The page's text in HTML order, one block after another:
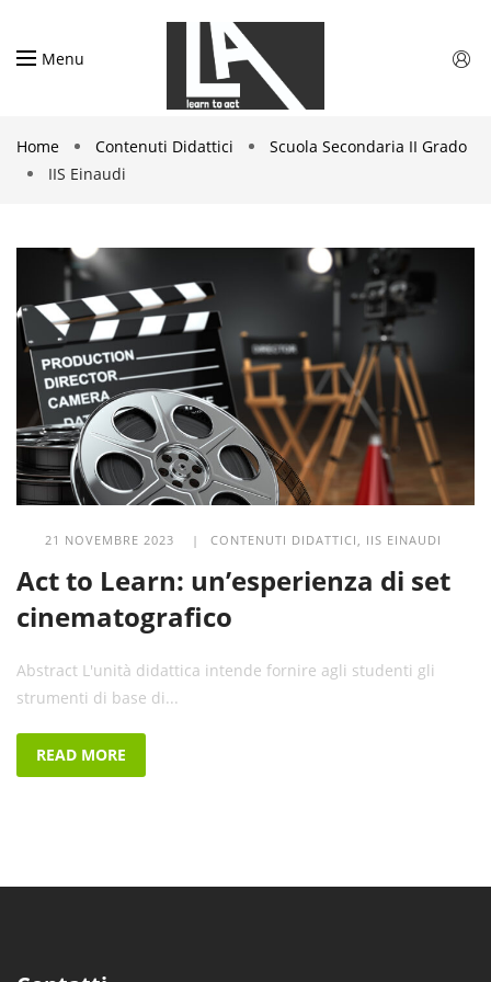
Menu
Home Contenuti Didattici
Scuola Secondaria II Grado
IIS Einaudi
21 NOVEMBRE 2023 | CONTENUTI DIDATTICI , IIS EINAUDI
Act to Learn: un’esperienza di set
cinematografico
Abstract L'unità didattica intende fornire agli studenti gli
strumenti di base di...
READ MORE